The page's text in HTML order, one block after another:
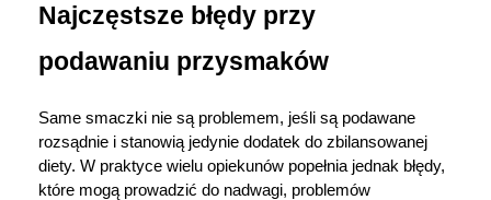
Najczęstsze błędy przy
podawaniu przysmaków
Same smaczki nie są problemem, jeśli są podawane
rozsądnie i stanowią jedynie dodatek do zbilansowanej
diety. W praktyce wielu opiekunów popełnia jednak błędy,
które mogą prowadzić do nadwagi, problemów